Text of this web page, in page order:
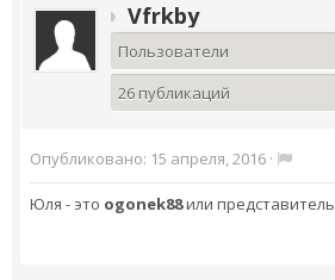
Vfrkby
Пользователи
26 публикаций
Опубликовано: 15 апреля, 2016 ·
Юля - это ogonek88или представитель